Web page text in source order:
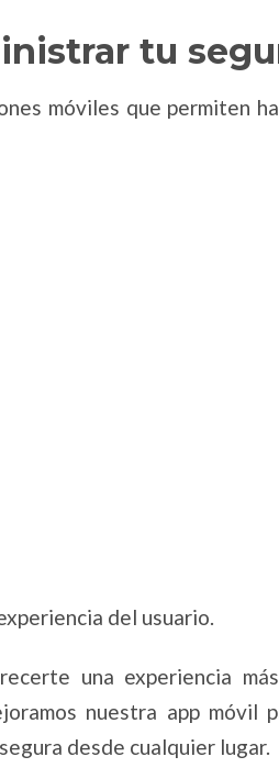
tu
móviles que permiten
del usuario.
una experiencia más
nuestra app móvil
desde cualquier lugar.